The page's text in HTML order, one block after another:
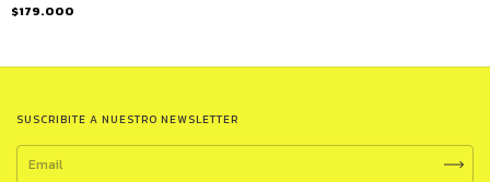
$179.000
SUSCRIBITE A NUESTRO NEWSLETTER